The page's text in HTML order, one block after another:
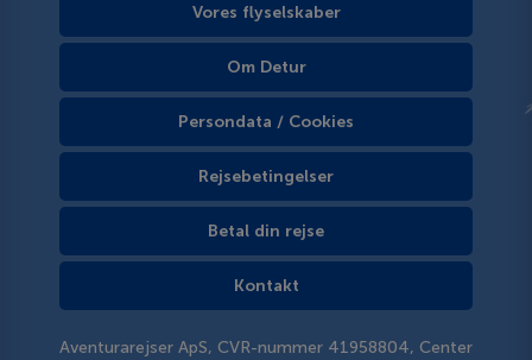
Vores flyselskaber
Om Detur
Persondata / Cookies
Rejsebetingelser
Betal din rejse
Kontakt
Aventurarejser ApS, CVR-nummer 41958804, Center